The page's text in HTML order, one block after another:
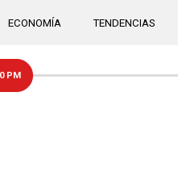
ECONOMÍA TENDENCIAS
PM